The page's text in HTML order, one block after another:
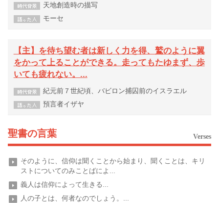
天地創造時の描写
モーセ
【主】を待ち望む者は新しく力を得、鷲のように翼
をかって上ることができる。走ってもたゆまず、歩
いても疲れない。...
紀元前７世紀頃、バビロン捕囚前のイスラエル
預言者イザヤ
聖書の言葉 Verses
そのように、信仰は聞くことから始まり、聞くことは、キリ
ストについてのみことばによ...
義人は信仰によって生きる...
人の子とは、何者なのでしょう。...